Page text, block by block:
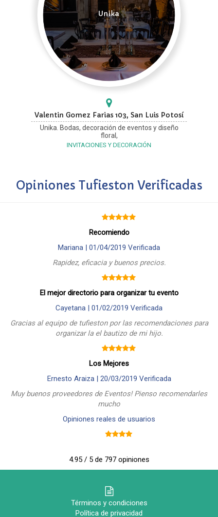
Unika
Valentin Gomez Farias 103, San Luis Potosí
Unika. Bodas, decoración de eventos y diseño
floral,
INVITACIONES Y DECORACIÓN
Opiniones Tufieston Verificadas
Recomiendo
Mariana | 01/04/2019 Verificada
Rapidez, eficacia y buenos precios.
El mejor directorio para organizar tu evento
Cayetana | 01/02/2019 Verificada
Gracias al equipo de tufieston por las recomendaciones para
organizar la el bautizo de mi hijo.
Los Mejores
Ernesto Araiza | 20/03/2019 Verificada
Muy buenos proveedores de Eventos! Pienso recomendarles
mucho
Opiniones reales de usuarios
4.95 / 5 de 797 opiniones
Términos y condiciones
Política de privacidad